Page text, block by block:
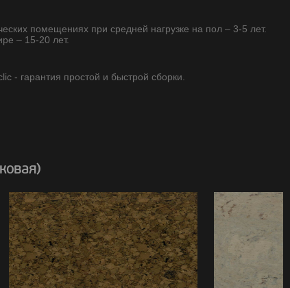
помещениях при средней нагрузке на пол – 3-5 лет.
– 15-20 лет.
- гарантия простой и быстрой сборки.